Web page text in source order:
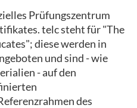
Prüfungszentrum
telc steht für "The
diese werden in
und sind - wie
- auf den
des